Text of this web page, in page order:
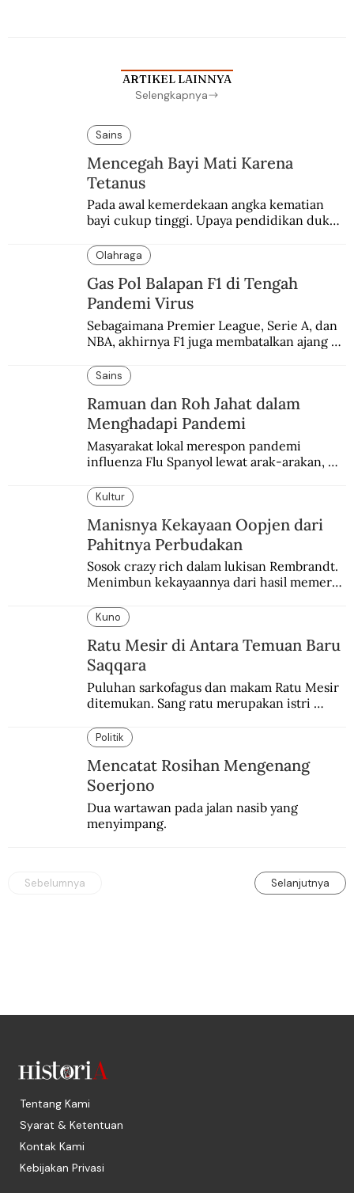
ARTIKEL LAINNYA
Selengkapnya
Sains
Mencegah Bayi Mati Karena
Tetanus
Pada awal kemerdekaan angka kematian
bayi cukup tinggi. Upaya pendidikan dukun
Olahraga
Gas Pol Balapan F1 di Tengah
Pandemi Virus
Sebagaimana Premier League, Serie A, dan
NBA, akhirnya F1 juga membatalkan ajang
enam dekade lampau.
Sains
Ramuan dan Roh Jahat dalam
Menghadapi Pandemi
Masyarakat lokal merespon pandemi
influenza Flu Spanyol lewat arak-arakan,
Kultur
Manisnya Kekayaan Oopjen dari
Pahitnya Perbudakan
Sosok crazy rich dalam lukisan Rembrandt.
Menimbun kekayaannya dari hasil memeras
Kuno
Ratu Mesir di Antara Temuan Baru
Saqqara
Puluhan sarkofagus dan makam Ratu Mesir
ditemukan. Sang ratu merupakan istri
sebelumnya keberadaannya tak pernah
diketahui.
Politik
Mencatat Rosihan Mengenang
Soerjono
Dua wartawan pada jalan nasib yang
menyimpang.
Sebelumnya Selanjutnya
Tentang Kami
Syarat & Ketentuan
Kontak Kami
Kebijakan Privasi